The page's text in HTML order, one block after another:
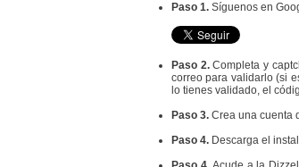
Paso 1. Síguenos en
Paso 2.Completa y
correo para validarlo (si
lo tienes validado, el
Paso 3. Crea una cuenta
Paso 4. Descarga el